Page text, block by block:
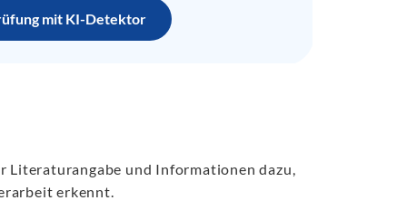
mit KI-Detektor
und Informationen dazu,
erkennt.